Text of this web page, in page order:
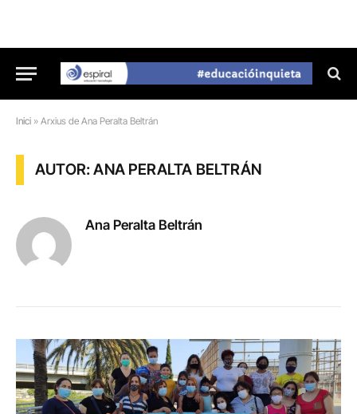
Inici » Arxius de Ana Peralta Beltrán
AUTOR: ANA PERALTA BELTRÁN
Ana Peralta Beltrán